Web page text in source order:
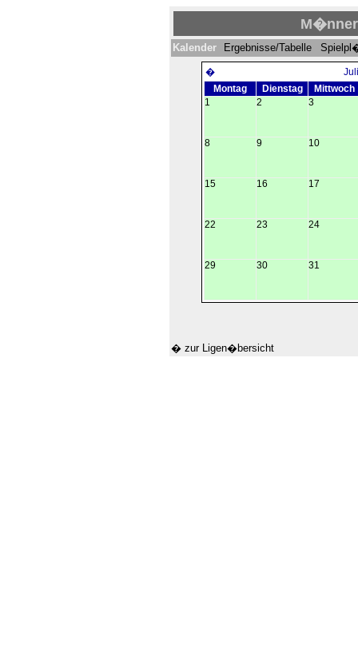
M�nner
Kalender Ergebnisse/Tabelle
�
Montag
Dienstag
Mittwoch
1
2 3
8 9 10
15 16 17
22 23 24
29 30 31
� zur Ligen�bersicht